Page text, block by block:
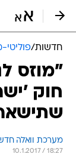
חדשות/פוליטי-
"מוזס
חוק
מערכת וואלה
10.1.2017 / 18:27